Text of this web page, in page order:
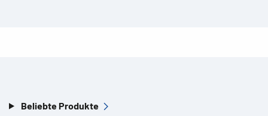
Beliebte Produkte